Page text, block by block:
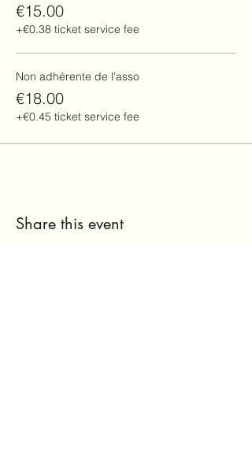
€15.00
+€0.38 ticket service fee
Non adhérente de l'asso
€18.00
+€0.45 ticket service fee
Share this event